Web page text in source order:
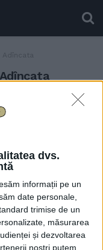
dvs.
informații pe un
date personale,
trimise de un
măsurarea
și dezvoltarea
noștri putem
Adîncata
încep lucrări la
și canal în
comunei